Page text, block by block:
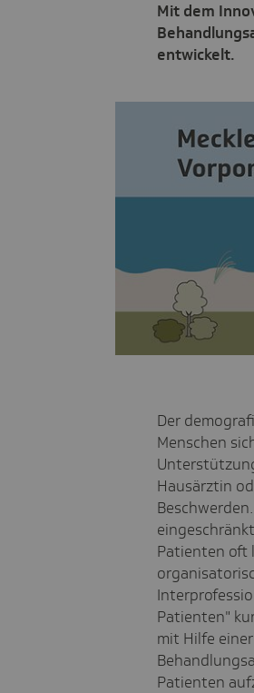
Mit dem
entwickelt.
Der
Menschen
Hausärztin
Patienten oft
Patienten"
mit Hilfe
Patienten